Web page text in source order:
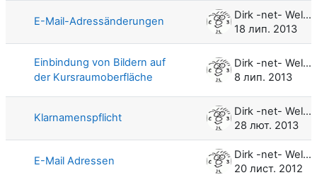
E-Mail-Adressänderungen
Dirk -net- Weller
18 лип. 2013
Einbindung von Bildern auf
der Kursraumoberfläche
Dirk -net- Weller
8 лип. 2013
Klarnamenspflicht
Dirk -net- Weller
28 лют. 2013
E-Mail Adressen
Dirk -net- Weller
20 лист. 2012